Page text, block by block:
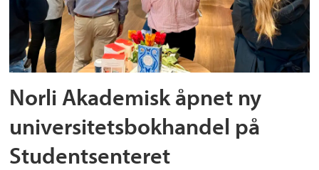
Norli Akademisk åpnet ny
universitetsbokhandel på
Studentsenteret